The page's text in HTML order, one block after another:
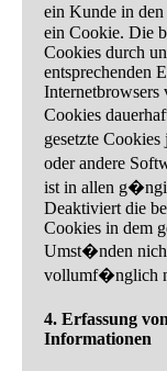
ein Kunde in
ein Cookie. Die
Cookies durch
entsprechenden
Internetbrowsers
Cookies
gesetzte
oder andere
ist in allen
Deaktiviert die
Cookies in dem
Umst�nden
vollumf�nglich
4. Erfassung
Informationen